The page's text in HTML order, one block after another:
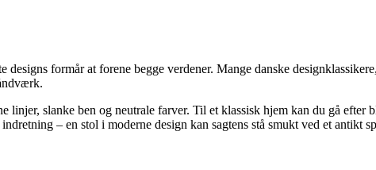
formår at forene begge verdener. Mange danske
slanke ben og neutrale farver. Til et klassisk hjem kan du gå efter
– en stol i moderne design kan sagtens stå smukt ved et antikt